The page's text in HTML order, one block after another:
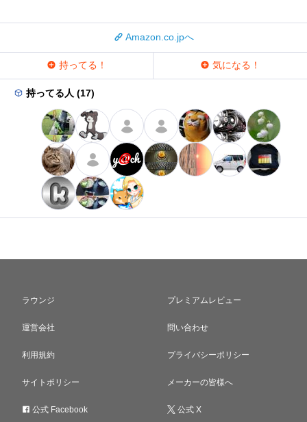
Amazon.co.jpへ
持ってる！ 気になる！
持ってる人 (17)
ラウンジ プレミアムレビュー
運営会社 問い合わせ
利用規約 プライバシーポリシー
サイトポリシー メーカーの皆様へ
公式 Facebook 公式 X